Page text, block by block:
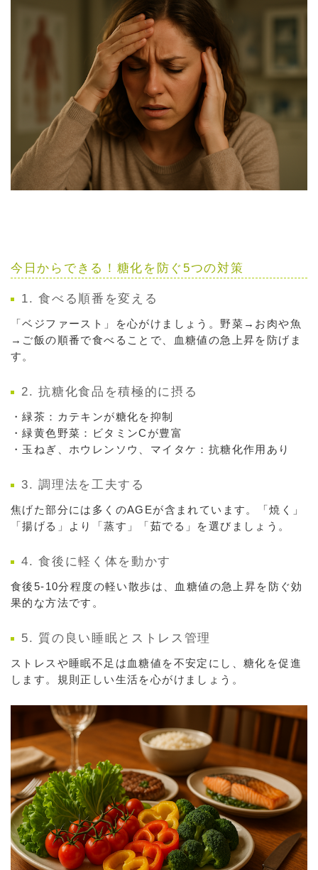
今日からできる！糖化を防ぐ5つの対策
1. 食べる順番を変える
「ベジファースト」を心がけましょう。野菜→お肉や魚
→ご飯の順番で食べることで、血糖値の急上昇を防げま
す。
2. 抗糖化食品を積極的に摂る
・緑茶：カテキンが糖化を抑制
・緑黄色野菜：ビタミンCが豊富
・玉ねぎ、ホウレンソウ、マイタケ：抗糖化作用あり
3. 調理法を工夫する
焦げた部分には多くのAGEが含まれています。「焼く」
「揚げる」より「蒸す」「茹でる」を選びましょう。
4. 食後に軽く体を動かす
食後5-10分程度の軽い散歩は、血糖値の急上昇を防ぐ効
果的な方法です。
5. 質の良い睡眠とストレス管理
ストレスや睡眠不足は血糖値を不安定にし、糖化を促進
します。規則正しい生活を心がけましょう。